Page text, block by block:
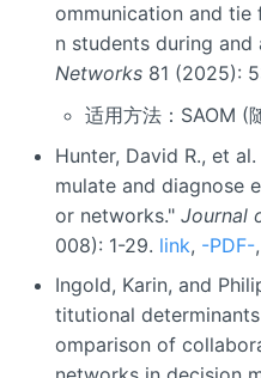
ommunication and tie
n students during
Networks81 (2025):
适用方法：SAOM (
Hunter, David R., et
mulate and diagnose
or networks." Journal
008): 1-29. link, -PDF-,
Ingold, Karin, and
titutional
omparison of